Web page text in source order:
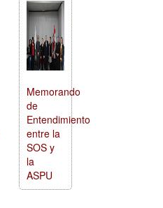
Memorando
de
Entendimiento
entre la
SOS y
la
ASPU